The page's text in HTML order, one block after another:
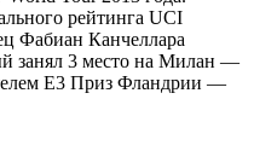
рейтинга UCI
Фабиан Канчеллара
занял 3 место на Милан —
Е3 Приз Фландрии —